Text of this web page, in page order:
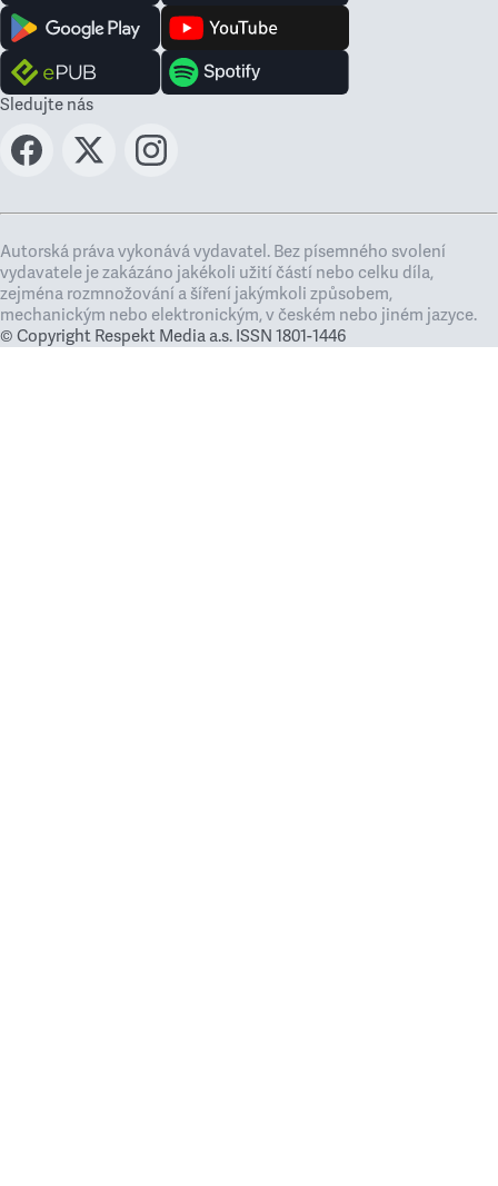
Sledujte nás
Autorská práva vykonává vydavatel. Bez písemného svolení
vydavatele je zakázáno jakékoli užití částí nebo celku díla,
zejména rozmnožování a šíření jakýmkoli způsobem,
mechanickým nebo elektronickým, v českém nebo jiném jazyce.
© Copyright Respekt Media a.s. ISSN 1801-1446